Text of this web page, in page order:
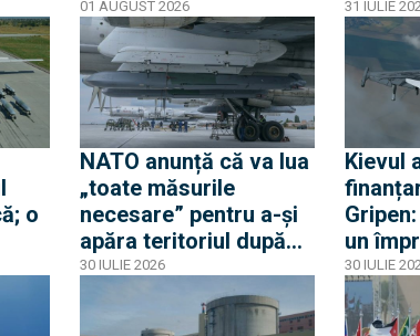
și de ce nu este vorba
despre mobilizare
01 AUGUST 2026
Spania
31 IULIE
o
NATO anunță că va lua
„toate măsurile
necesare” pentru a-și
apăra teritoriul după
ce o rachetă rusă a
explodat în Polonia
30 IULIE 2026
Kievul
un
și
30 IULIE